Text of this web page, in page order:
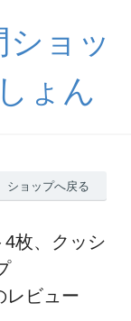
ョッ
ょん
ショップへ戻る
枚、クッシ
レビュー